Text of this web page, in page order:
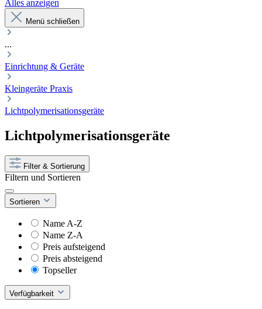
Alles anzeigen
Menü schließen
...
Einrichtung & Geräte
Kleingeräte Praxis
Lichtpolymerisationsgeräte
Lichtpolymerisationsgeräte
Filter & Sortierung
Filtern und Sortieren
Sortieren
Name A-Z
Name Z-A
Preis aufsteigend
Preis absteigend
Topseller
Verfügbarkeit